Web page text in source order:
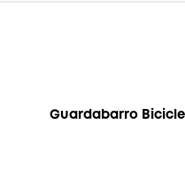
Guardabarro